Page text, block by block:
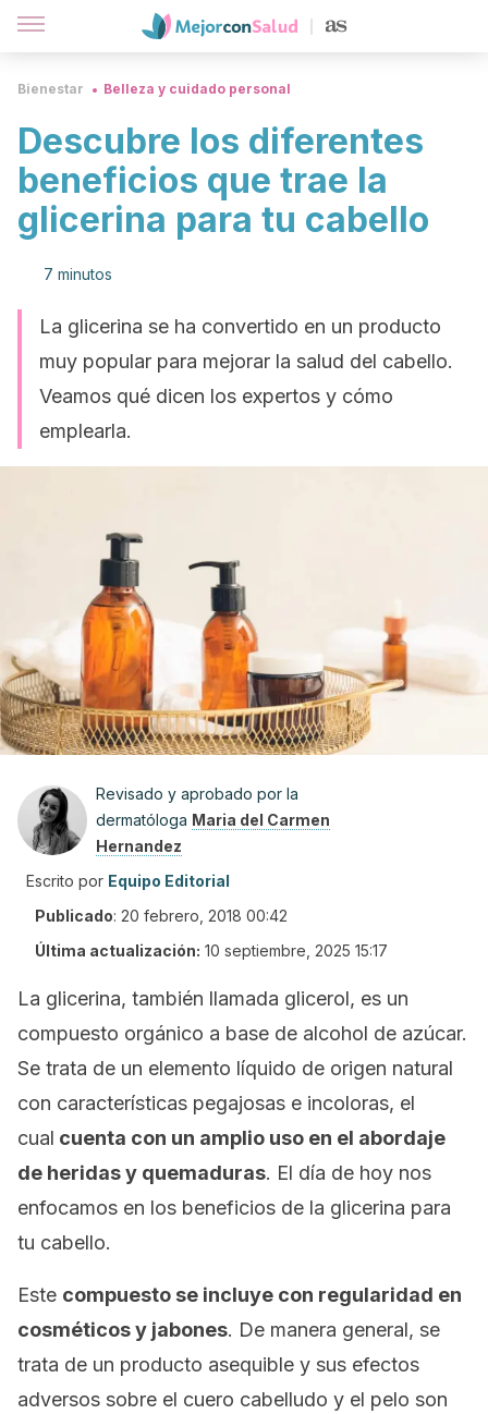
Bienestar Belleza y cuidado personal
Descubre los diferentes
beneficios que trae la
glicerina para tu cabello
7 minutos
La glicerina se ha convertido en un producto
muy popular para mejorar la salud del cabello.
Veamos qué dicen los expertos y cómo
emplearla.
Revisado y aprobado por la
dermatóloga Maria del Carmen
Hernandez
Escrito por Equipo Editorial
Publicado: 20 febrero, 2018 00:42
Última actualización: 10 septiembre, 2025 15:17
La glicerina, también llamada glicerol, es un
compuesto orgánico a base de alcohol de azúcar.
Se trata de un elemento líquido de origen natural
con características pegajosas e incoloras, el
cual cuenta con un amplio uso en el abordaje
de heridas y quemaduras. El día de hoy nos
enfocamos en los beneficios de la glicerina para
tu cabello.
Este compuesto se incluye con regularidad en
cosméticos y jabones. De manera general, se
trata de un producto asequible y sus efectos
adversos sobre el cuero cabelludo y el pelo son